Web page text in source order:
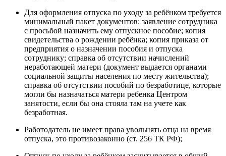
Для оформления отпуска по уходу за ребёнком требуется
минимальный пакет документов: заявление сотрудника
с просьбой назначить ему отпускное пособие; копия
свидетельства о рождении ребёнка; копия приказа от
предприятия о назначении пособия и отпуска
сотруднику; справка об отсутствии начислений
неработающей матери (документ выдается органами
социальной защиты населения по месту жительства);
справка об отсутствии пособий по безработице, которые
могли бы назначаться матери ребенка Центром
занятости, если бы она стояла там на учете как
безработная.
Работодатель не имеет права увольнять отца на время
отпуска, это противозаконно (ст. 256 ТК РФ);